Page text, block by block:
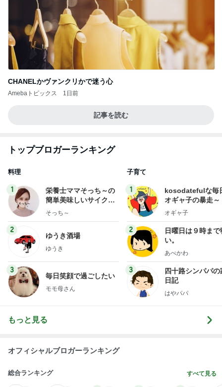
CHANELかヴァンクリかで迷う心
Amebaトピックス 1日前
記事を読む
トップブロガーランキング
料理
1
栄養士ママそっち～の
簡単美味しいサイクル
献立
そっち～
2
ゆうき酒場
ゆうき
3
毎日笑顔で過ごしたい
モモ母さん
子育て
1
kosodatefulな毎
オギャ子の暴走～
オギャ子
2
日曜日は９時まで
い。
あべかわ
3
四十路シンパパの
日記
はやパパ
もっと見る
オフィシャルブロガーランキング
総合ランキング すべて見る